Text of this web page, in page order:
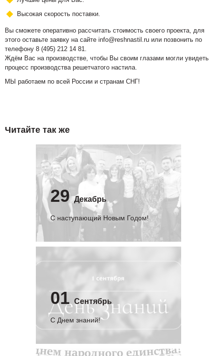
Высокая скорость поставки.
Вы сможете оперативно рассчитать стоимость своего проекта, для
этого оставьте заявку на сайте info@reshnastil.ru или позвонить по
телефону 8 (495) 212 14 81.
Ждём Вас на производстве, чтобы Вы своим глазами могли увидеть
процесс производства решетчатого настила.
МЫ работаем по всей России и странам СНГ!
Читайте так же
29 Декабрь
С наступающий Новым Годом!
01 Сентябрь
C Днем знаний!